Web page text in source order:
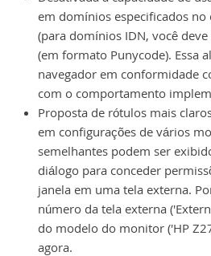
em domínios especificados
(para domínios IDN, você
(em formato Punycode). Essa
navegador em conformidade
com o comportamento
Proposta de rótulos mais
em configurações de vários
semelhantes podem ser
diálogo para conceder
janela em uma tela externa.
número da tela externa
do modelo do monitor ('HP
agora.